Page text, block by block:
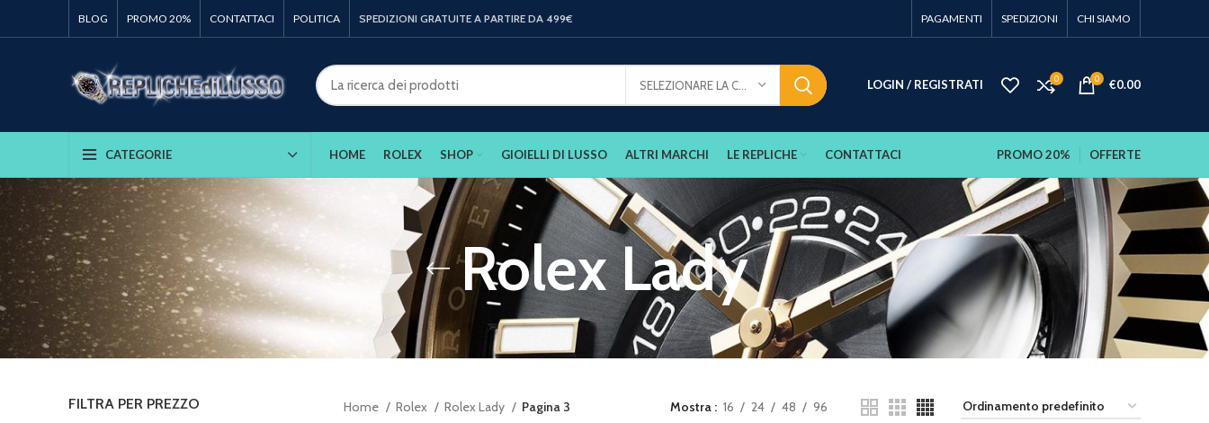
BLOG PROMO 20% CONTATTACI POLITICA SPEDIZIONI GRATUITE A PARTIRE DA 499€ PAGAMENTI SPEDIZIONI CHI SIAMO
LOGIN / REGISTRATI 0 0 €0.00
CATEGORIE HOME ROLEX SHOP GIOIELLI DI LUSSO ALTRI MARCHI LE REPLICHE CONTATTACI PROMO 20% OFFERTE
Rolex Lady
FILTRA PER PREZZO Home Rolex Rolex Lady Pagina 3 Mostra 16 24 48 96